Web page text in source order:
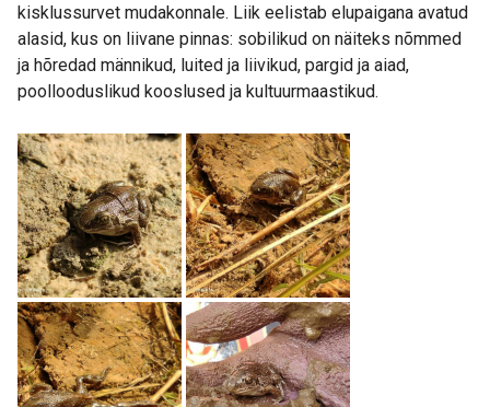
kisklussurvet mudakonnale. Liik eelistab elupaigana avatud
alasid, kus on liivane pinnas: sobilikud on näiteks nõmmed
ja hõredad männikud, luited ja liivikud, pargid ja aiad,
poollooduslikud kooslused ja kultuurmaastikud.